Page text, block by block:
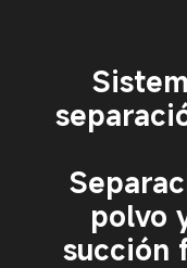
polvo
succión